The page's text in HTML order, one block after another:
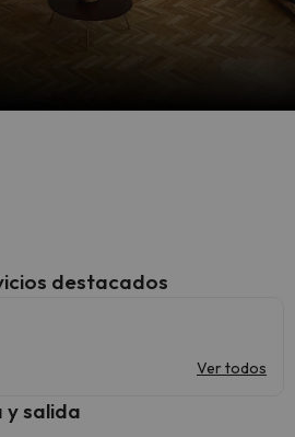
destacados
Ver todos
salida